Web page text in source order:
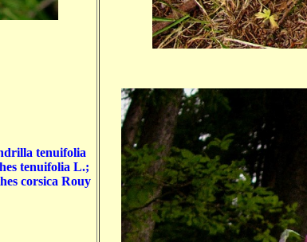
tenuifolia
tenuifolia L.;
corsica Rouy